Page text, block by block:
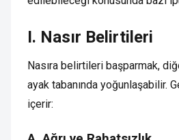
I. Nasır Belirtileri
Nasıra belirtileri başparmak,
ayak tabanında yoğunlaşabilir.
içerir: